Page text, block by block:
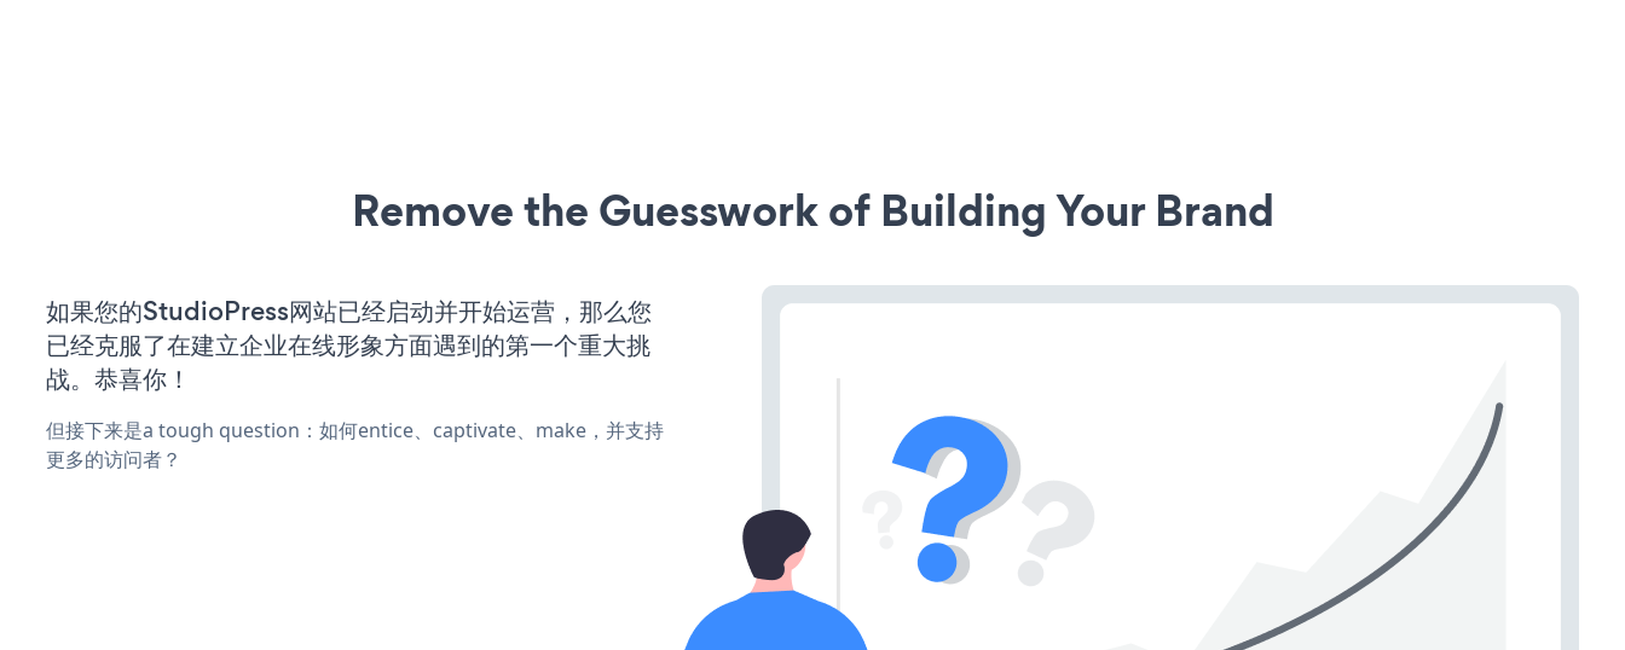
Remove the Guesswork of Building Your Brand
如果您的StudioPress网站已经启动并开始运营，那么您
已经克服了在建立企业在线形象方面遇到的第一个重大挑
战。恭喜你！
但接下来是a tough question：如何entice、captivate、make，并支持
更多的访问者？